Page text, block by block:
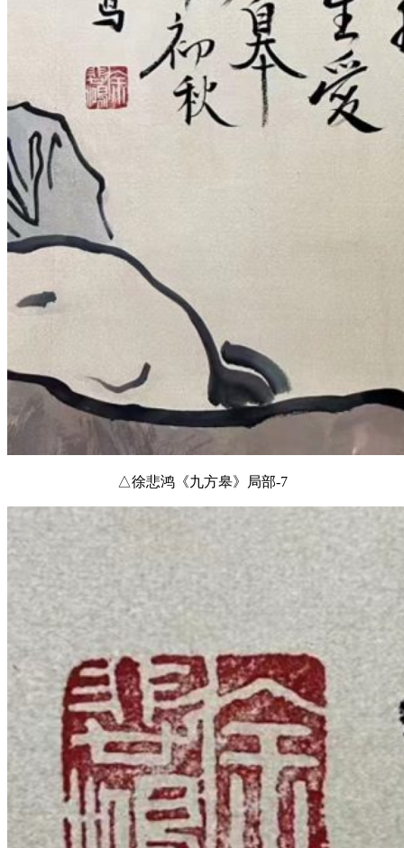
△徐悲鸿《九方皋》局部-7